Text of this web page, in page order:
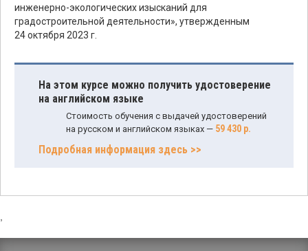
инженерно-экологических изысканий для
градостроительной деятельности», утвержденным
24 октября 2023 г.
На этом курсе можно получить удостоверение
на английском языке
Стоимость обучения с выдачей удостоверений
на русском и английском языках — 59 430 р.
Подробная информация здесь >>